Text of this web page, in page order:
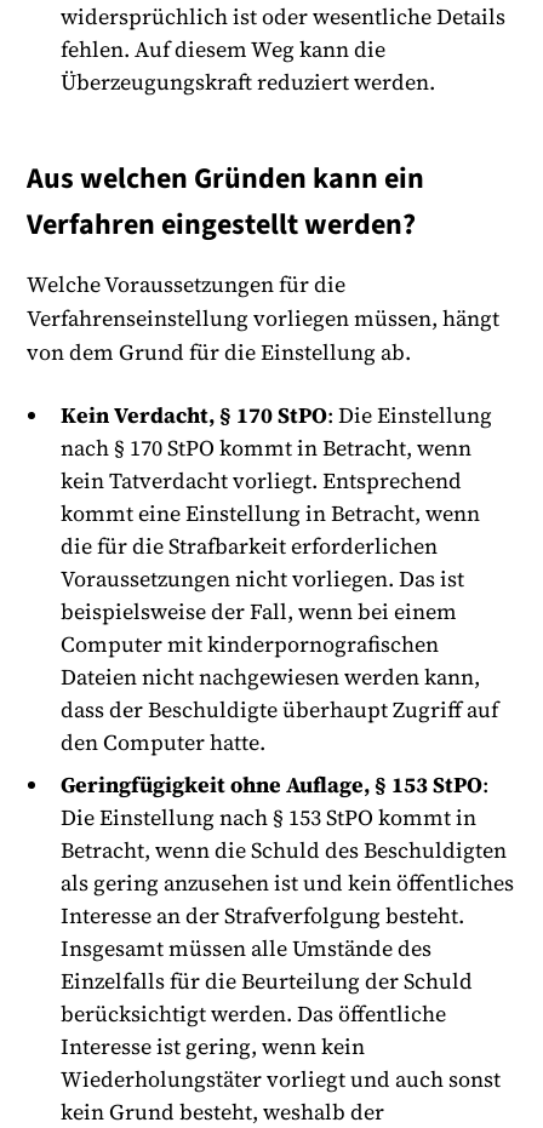
widersprüchlich ist oder wesentliche Details
fehlen. Auf diesem Weg kann die
Überzeugungskraft reduziert werden.
Aus welchen Gründen kann ein
Verfahren eingestellt werden?
Welche Voraussetzungen für die
Verfahrenseinstellung vorliegen müssen, hängt
von dem Grund für die Einstellung ab.
Kein Verdacht, § 170 StPO: Die Einstellung
nach § 170 StPO kommt in Betracht, wenn
kein Tatverdacht vorliegt. Entsprechend
kommt eine Einstellung in Betracht, wenn
die für die Strafbarkeit erforderlichen
Voraussetzungen nicht vorliegen. Das ist
beispielsweise der Fall, wenn bei einem
Computer mit kinderpornografischen
Dateien nicht nachgewiesen werden kann,
dass der Beschuldigte überhaupt Zugriff auf
den Computer hatte.
Geringfügigkeit ohne Auflage, § 153 StPO:
Die Einstellung nach § 153 StPO kommt in
Betracht, wenn die Schuld des Beschuldigten
als gering anzusehen ist und kein öffentliches
Interesse an der Strafverfolgung besteht.
Insgesamt müssen alle Umstände des
Einzelfalls für die Beurteilung der Schuld
berücksichtigt werden. Das öffentliche
Interesse ist gering, wenn kein
Wiederholungstäter vorliegt und auch sonst
kein Grund besteht, weshalb der